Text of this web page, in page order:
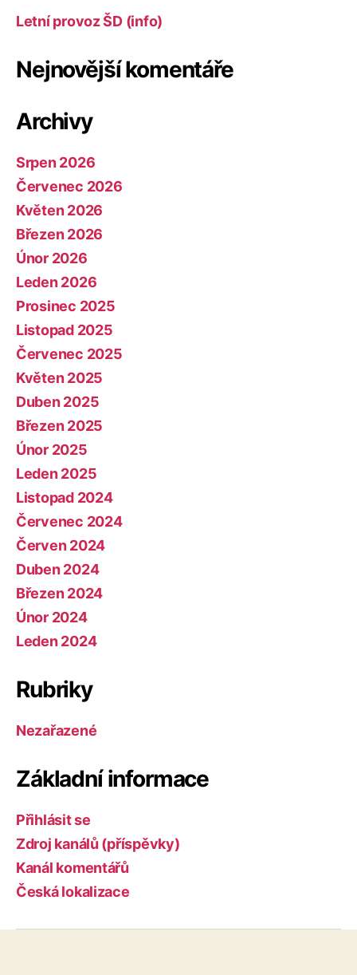
Letní provoz ŠD (info)
Nejnovější komentáře
Archivy
Srpen 2026
Červenec 2026
Květen 2026
Březen 2026
Únor 2026
Leden 2026
Prosinec 2025
Listopad 2025
Červenec 2025
Květen 2025
Duben 2025
Březen 2025
Únor 2025
Leden 2025
Listopad 2024
Červenec 2024
Červen 2024
Duben 2024
Březen 2024
Únor 2024
Leden 2024
Rubriky
Nezařazené
Základní informace
Přihlásit se
Zdroj kanálů (příspěvky)
Kanál komentářů
Česká lokalizace